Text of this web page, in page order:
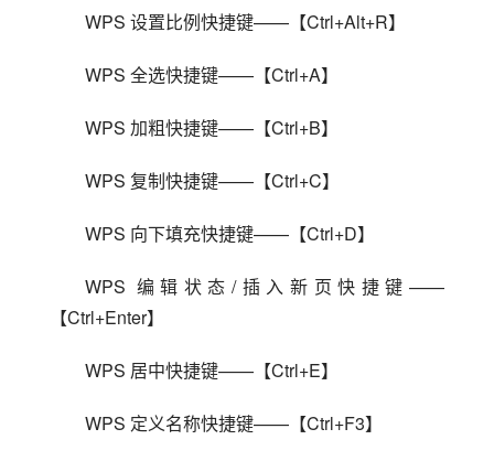
WPS 设置比例快捷键——【Ctrl+Alt+R】
WPS 全选快捷键——【Ctrl+A】
WPS 加粗快捷键——【Ctrl+B】
WPS 复制快捷键——【Ctrl+C】
WPS 向下填充快捷键——【Ctrl+D】
WPS 编辑状态/插入新页快捷键——
【Ctrl+Enter】
WPS 居中快捷键——【Ctrl+E】
WPS 定义名称快捷键——【Ctrl+F3】